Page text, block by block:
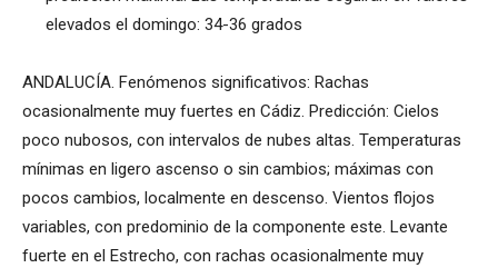
elevados el domingo: 34-36 grados
ANDALUCÍA. Fenómenos significativos: Rachas
ocasionalmente muy fuertes en Cádiz. Predicción: Cielos
poco nubosos, con intervalos de nubes altas. Temperaturas
mínimas en ligero ascenso o sin cambios; máximas con
pocos cambios, localmente en descenso. Vientos flojos
variables, con predominio de la componente este. Levante
fuerte en el Estrecho, con rachas ocasionalmente muy